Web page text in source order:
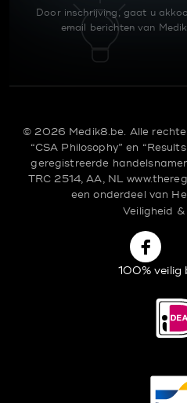
Door inschrijving, gaat u
email berichten van
© 2026 Medik8.be. Alle
“CSA Philosophy” en
geregistreerde
TRC 2514, AA, NL
een onderdeel van
Veiligheid
100% veilig